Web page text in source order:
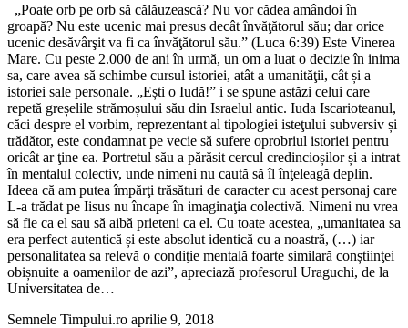
„Poate orb pe orb să călăuzească? Nu vor cădea amândoi în
groapă? Nu este ucenic mai presus decât învăţătorul său; dar orice
ucenic desăvârşit va fi ca învăţătorul său.” (Luca 6:39) Este Vinerea
Mare. Cu peste 2.000 de ani în urmă, un om a luat o decizie în inima
sa, care avea să schimbe cursul istoriei, atât a umanităţii, cât și a
istoriei sale personale. „Ești o Iudă!” i se spune astăzi celui care
repetă greșelile strămoșului său din Israelul antic. Iuda Iscarioteanul,
căci despre el vorbim, reprezentant al tipologiei isteţului subversiv și
trădător, este condamnat pe vecie să sufere oprobriul istoriei pentru
oricât ar ţine ea. Portretul său a părăsit cercul credincioșilor și a intrat
în mentalul colectiv, unde nimeni nu caută să îl înţeleagă deplin.
Ideea că am putea împărţi trăsături de caracter cu acest personaj care
L-a trădat pe Iisus nu încape în imaginaţia colectivă. Nimeni nu vrea
să fie ca el sau să aibă prieteni ca el. Cu toate acestea, „umanitatea sa
era perfect autentică și este absolut identică cu a noastră, (…) iar
personalitatea sa relevă o condiţie mentală foarte similară conștiinţei
obișnuite a oamenilor de azi”, apreciază profesorul Uraguchi, de la
Universitatea de…
Semnele Timpului.ro aprilie 9, 2018